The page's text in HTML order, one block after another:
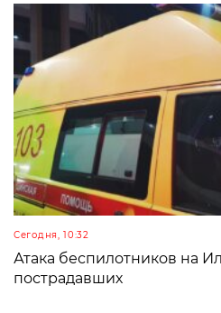
Сегодня, 10:32
Атака беспилотников на
пострадавших